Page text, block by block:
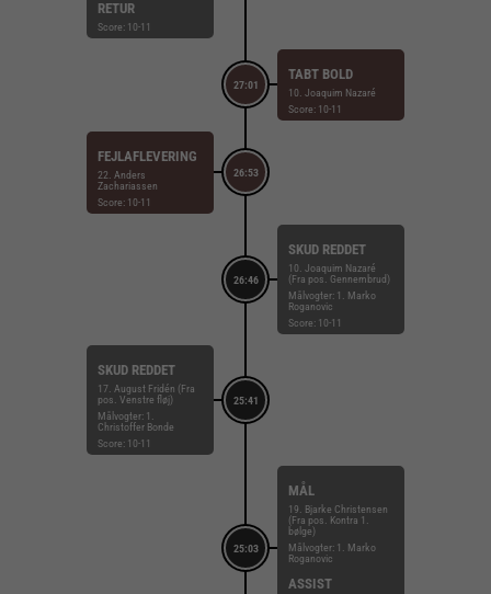
RETUR
Score: 10-11
27:01
TABT BOLD
10. Joaquim Nazaré
Score: 10-11
26:53
FEJLAFLEVERING
22. Anders
Zachariassen
Score: 10-11
26:46
SKUD REDDET
10. Joaquim Nazaré
(Fra pos. Gennembrud)
Målvogter: 1. Marko
Roganovic
Score: 10-11
25:41
SKUD REDDET
17. August Fridén (Fra
pos. Venstre fløj)
Målvogter: 1.
Christoffer Bonde
Score: 10-11
25:03
MÅL
19. Bjarke Christensen
(Fra pos. Kontra 1.
bølge)
Målvogter: 1. Marko
Roganovic
ASSIST